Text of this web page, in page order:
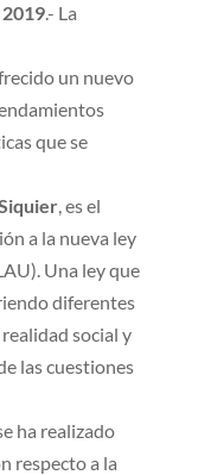
.- La
un nuevo
que se
, es el
a la nueva ley
Una ley que
diferentes
social y
las cuestiones
ha realizado
respecto a la